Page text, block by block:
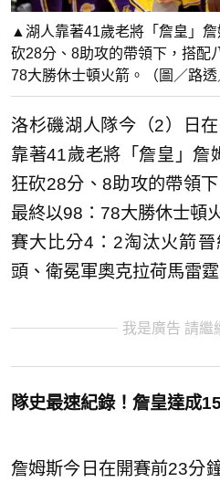
▲湖人靠著41歲老將「詹皇」
砍28分、8助攻的帶領下，搭配
78大勝休士頓火箭。（圖／路透
洛杉磯湖人隊今（2）日
靠著41歲老將「詹皇」詹
狂砍28分、8助攻的帶領
最終以98：78大勝休士頓
賽大比分4：2淘汰火箭
頭、衛冕軍奧克拉荷馬雷
我是廣告 請繼
隊史最速紀錄！詹皇達成
詹姆斯今日在開賽前23分